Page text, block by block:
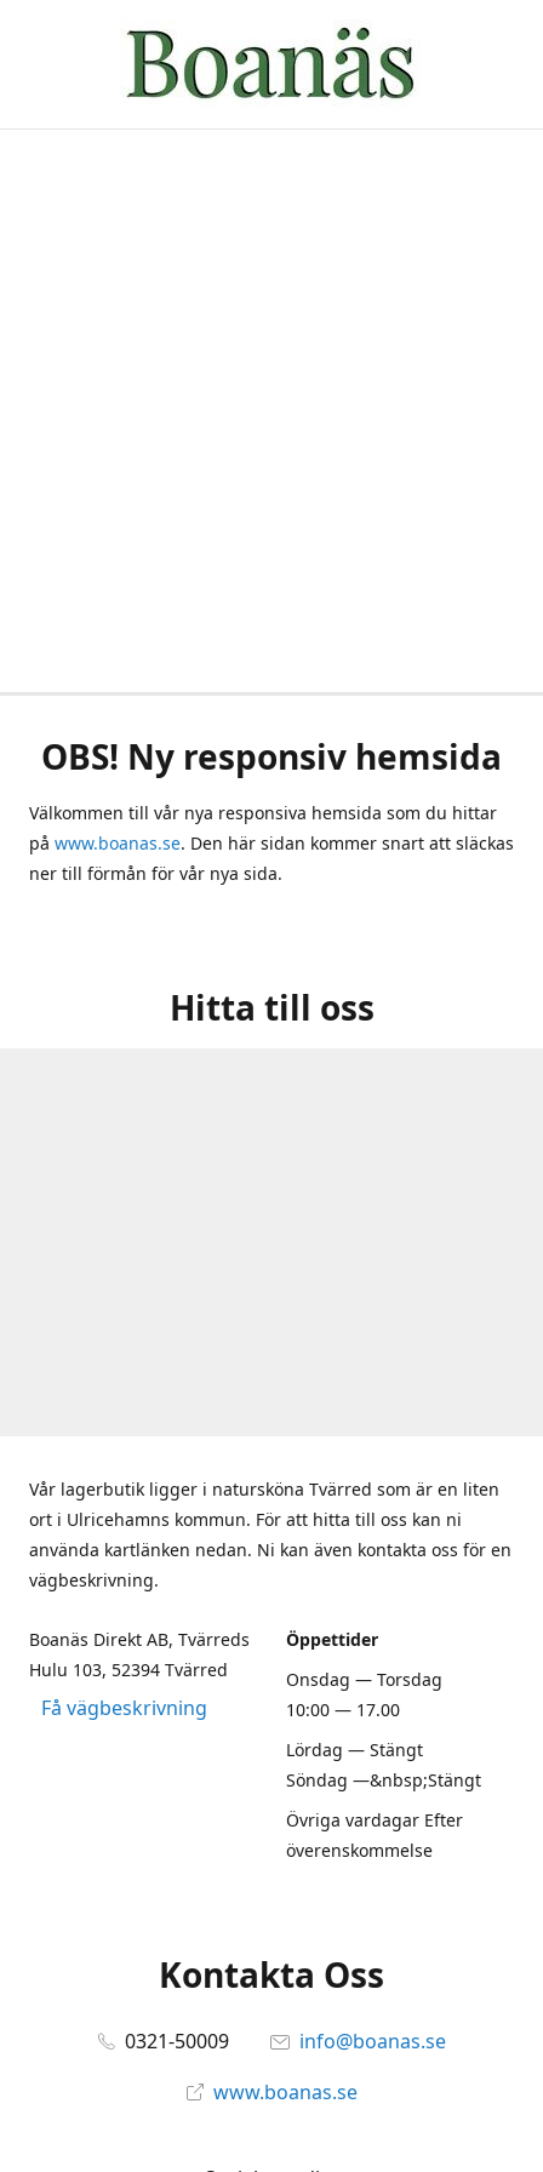
OBS! Ny responsiv hemsida
Välkommen till vår nya responsiva hemsida som du hittar
på www.boanas.se. Den här sidan kommer snart att släckas
ner till förmån för vår nya sida.
Hitta till oss
Vår lagerbutik ligger i natursköna Tvärred som är en liten
ort i Ulricehamns kommun. För att hitta till oss kan ni
använda kartlänken nedan. Ni kan även kontakta oss för en
vägbeskrivning.
Boanäs Direkt AB, Tvärreds
Hulu 103, 52394 Tvärred
Få vägbeskrivning
Öppettider
Onsdag — Torsdag
10:00 — 17.00
Lördag — Stängt
Söndag —&nbsp;Stängt
Övriga vardagar Efter
överenskommelse
Kontakta Oss
0321-50009
info@boanas.se
www.boanas.se